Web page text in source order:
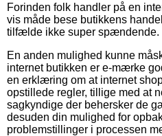
Forinden folk handler på en
vis måde bese butikkens
tilfælde ikke super spændende.
En anden mulighed kunne
internet butikken er e-mærke
en erklæring om at internet
opstillede regler, tillige med at
sagkyndige der behersker de
desuden din mulighed for
problemstillinger i processen